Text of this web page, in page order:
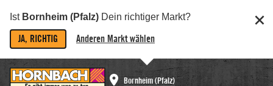
Ist Bornheim (Pfalz) Dein richtiger Markt?
JA, RICHTIG Anderen Markt wählen
Bornheim (Pfalz)